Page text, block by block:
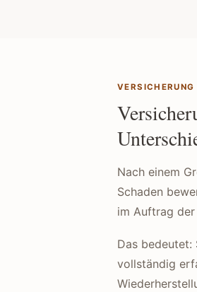
VERSICHERUNG
Nach einem
Schaden
im Auftrag
Das bedeutet:
vollständig